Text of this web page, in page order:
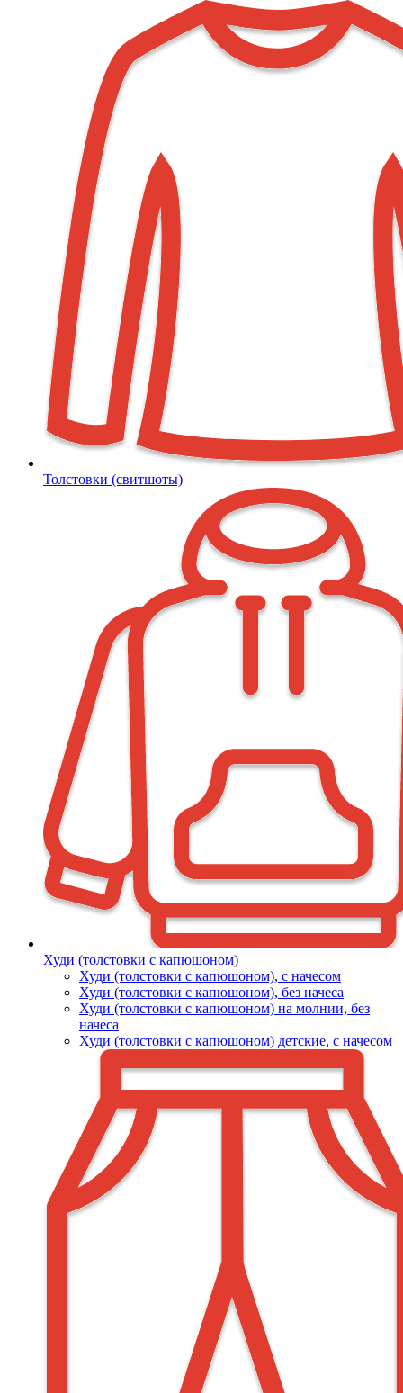
Толстовки (свитшоты)
Худи (толстовки с капюшоном)
Худи (толстовки c капюшоном), с начесом
Худи (толстовки c капюшоном), без начеса
Худи (толстовки с капюшоном) на молнии, без
начеса
Худи (толстовки c капюшоном) детские, с начесом